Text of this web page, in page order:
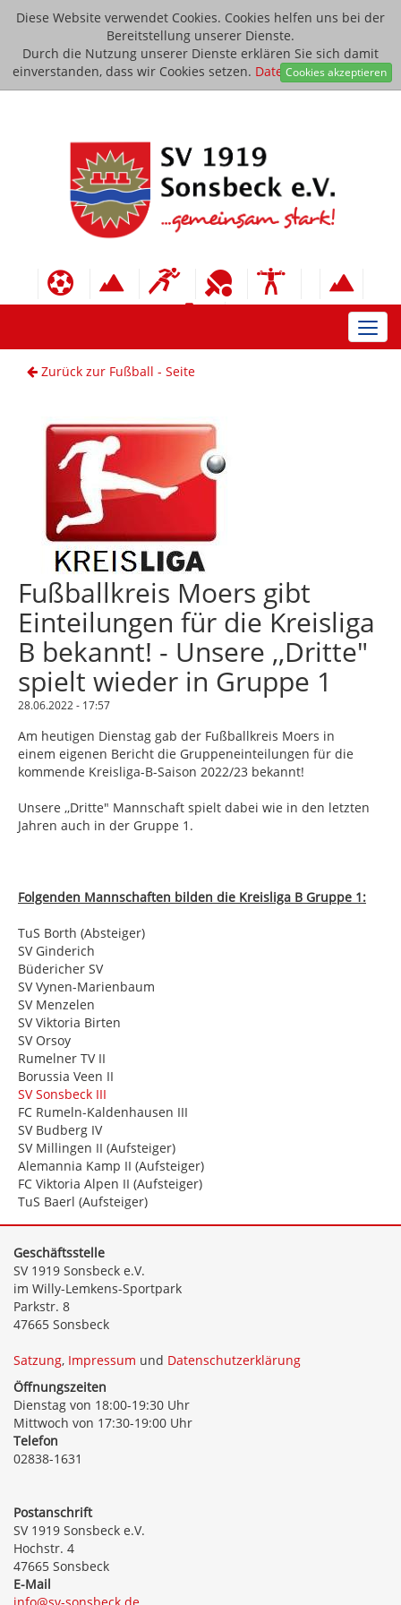
Diese Website verwendet Cookies. Cookies helfen uns bei der
Bereitstellung unserer Dienste.
Durch die Nutzung unserer Dienste erklären Sie sich damit
einverstanden, dass wir Cookies setzen. Datenschutzerklärung
Cookies akzeptieren
Zurück zur Fußball - Seite
Fußballkreis Moers gibt
Einteilungen für die Kreisliga
B bekannt! - Unsere ,,Dritte"
spielt wieder in Gruppe 1
28.06.2022 - 17:57
Am heutigen Dienstag gab der Fußballkreis Moers in
einem eigenen Bericht die Gruppeneinteilungen für die
kommende Kreisliga-B-Saison 2022/23 bekannt!
Unsere ,,Dritte" Mannschaft spielt dabei wie in den letzten
Jahren auch in der Gruppe 1.
Folgenden Mannschaften bilden die Kreisliga B Gruppe 1:
TuS Borth (Absteiger)
SV Ginderich
Büdericher SV
SV Vynen-Marienbaum
SV Menzelen
SV Viktoria Birten
SV Orsoy
Rumelner TV II
Borussia Veen II
SV Sonsbeck III
FC Rumeln-Kaldenhausen III
SV Budberg IV
SV Millingen II (Aufsteiger)
Alemannia Kamp II (Aufsteiger)
FC Viktoria Alpen II (Aufsteiger)
TuS Baerl (Aufsteiger)
Geschäftsstelle
SV 1919 Sonsbeck e.V.
im Willy-Lemkens-Sportpark
Parkstr. 8
47665 Sonsbeck
Satzung, Impressum und Datenschutzerklärung
Öffnungszeiten
Dienstag von 18:00-19:30 Uhr
Mittwoch von 17:30-19:00 Uhr
Telefon
02838-1631
Postanschrift
SV 1919 Sonsbeck e.V.
Hochstr. 4
47665 Sonsbeck
E-Mail